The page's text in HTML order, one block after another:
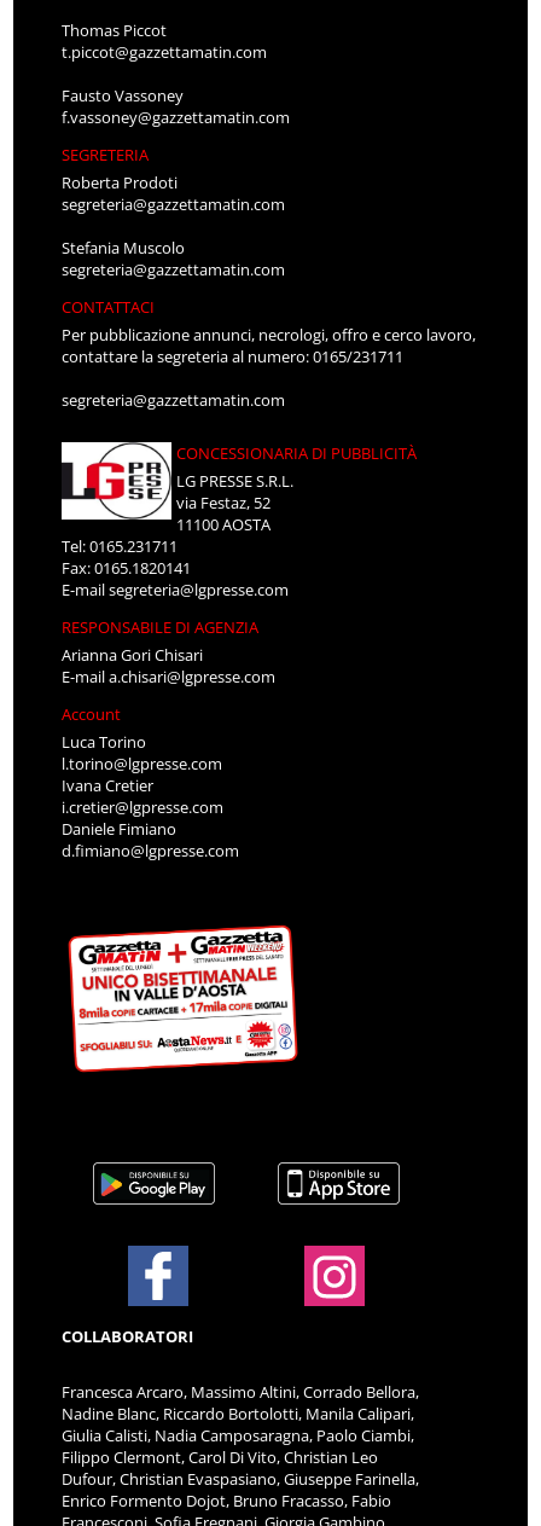
Thomas Piccot
t.piccot@gazzettamatin.com
Fausto Vassoney
f.vassoney@gazzettamatin.com
SEGRETERIA
Roberta Prodoti
segreteria@gazzettamatin.com
Stefania Muscolo
segreteria@gazzettamatin.com
CONTATTACI
Per pubblicazione annunci, necrologi, offro e cerco lavoro,
contattare la segreteria al numero: 0165/231711
segreteria@gazzettamatin.com
CONCESSIONARIA DI PUBBLICITÀ
LG PRESSE S.R.L.
via Festaz, 52
11100 AOSTA
Tel: 0165.231711
Fax: 0165.1820141
E-mailsegreteria@lgpresse.com
RESPONSABILE DI AGENZIA
Arianna Gori Chisari
E-maila.chisari@lgpresse.com
Account
Luca Torino
l.torino@lgpresse.com
Ivana Cretier
i.cretier@lgpresse.com
Daniele Fimiano
d.fimiano@lgpresse.com
COLLABORATORI
Francesca Arcaro, Massimo Altini, Corrado Bellora,
Nadine Blanc, Riccardo Bortolotti, Manila Calipari,
Giulia Calisti, Nadia Camposaragna, Paolo Ciambi,
Filippo Clermont, Carol Di Vito, Christian Leo
Dufour, Christian Evaspasiano, Giuseppe Farinella,
Enrico Formento Dojot, Bruno Fracasso, Fabio